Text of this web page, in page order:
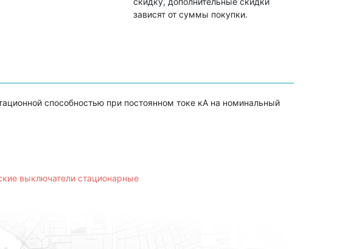
зависят от суммы покупки.
способностью при постоянном токе кА на номинальный
выключатели стационарные